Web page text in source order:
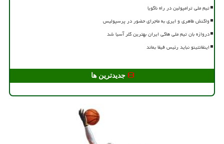
تیم ملی ترامپولین در راه ناگویا
واکنش طاهری و ایری به ماجرای حضور در پرسپولیس
دروازه بان تیم ملی هاکی ایران بهترین گلر آسیا شد
اینفانتینو نباید رئیس فیفا بماند
جدیدترین ها